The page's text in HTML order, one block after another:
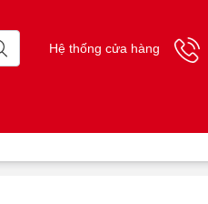
Hệ thống cửa hàng